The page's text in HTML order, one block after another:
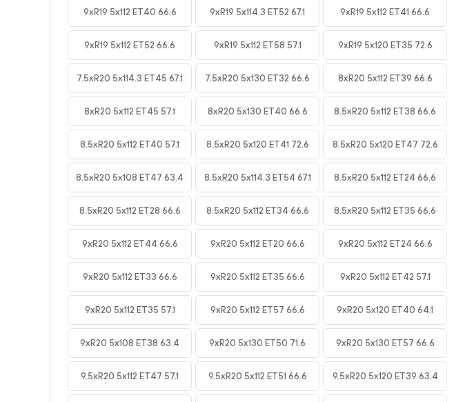
9xR19 5x112 ET40 66.6 9xR19 5x114.3 ET52 67.1 9xR19 5x112 ET41 66.6
9xR19 5x112 ET52 66.6 9xR19 5x112 ET58 57.1 9xR19 5x120 ET35 72.6
7.5xR20 5x114.3 ET45 67.1 7.5xR20 5x130 ET32 66.6 8xR20 5x112 ET39 66.6
8xR20 5x112 ET45 57.1 8xR20 5x130 ET40 66.6 8.5xR20 5x112 ET38 66.6
8.5xR20 5x112 ET40 57.1 8.5xR20 5x120 ET41 72.6 8.5xR20 5x120 ET47 72.6
8.5xR20 5x108 ET47 63.4 8.5xR20 5x114.3 ET54 67.1 8.5xR20 5x112 ET24 66.6
8.5xR20 5x112 ET28 66.6 8.5xR20 5x112 ET34 66.6 8.5xR20 5x112 ET35 66.6
9xR20 5x112 ET44 66.6 9xR20 5x112 ET20 66.6 9xR20 5x112 ET24 66.6
9xR20 5x112 ET33 66.6 9xR20 5x112 ET35 66.6 9xR20 5x112 ET42 57.1
9xR20 5x112 ET35 57.1 9xR20 5x112 ET57 66.6 9xR20 5x120 ET40 64.1
9xR20 5x108 ET38 63.4 9xR20 5x130 ET50 71.6 9xR20 5x130 ET57 66.6
9.5xR20 5x112 ET47 57.1 9.5xR20 5x112 ET51 66.6 9.5xR20 5x120 ET39 63.4